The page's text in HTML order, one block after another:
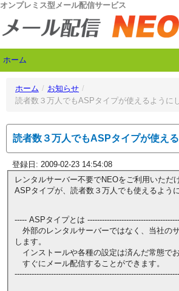
オンプレミス型メール配信サービス
ホーム
ホーム / お知らせ /
読者数３万人でもASPタイプが使えるように
読者数３万人でもASPタイプが使え
登録日: 2009-02-23 14:54:08
レンタルサーバー不要でNEOをご利用いただ
ASPタイプが、読者数３万人でも使えるよう
----- ASPタイプとは
外部のレンタルサーバーではなく、当社の
します。
インストールや各種の設定は済んだ常態で
すぐにメール配信することができます。